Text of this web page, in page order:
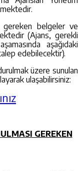
gereken belgeler ve
(Ajans, gerekli
aşağıdaki
edebilecektir).
üzere sunulan
ulaşabilirsiniz:
GEREKEN